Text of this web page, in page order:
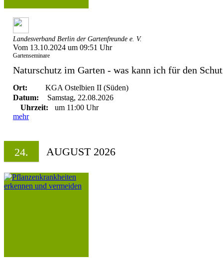
Landesverband Berlin der Gartenfreunde e. V.
Vom 13.10.2024 um 09:51 Uhr
Gartenseminare
Naturschutz im Garten - was kann ich für den
Ort:
KGA Ostelbien II (Süden)
Datum:
Samstag, 22.08.2026
Uhrzeit:
um 11:00 Uhr
mehr
24. AUGUST 2026